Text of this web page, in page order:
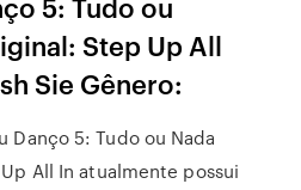
Step Up All
Sie Gênero:
Danço 5: Tudo ou Nada
All In atualmente possui